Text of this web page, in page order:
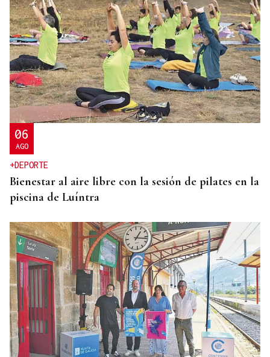
"FELIZ VIAJE AL MONSTRUO"
El Sol, la sangre y el Titanic: Así vivió La Región
el eclipse de 1912 en Ourense
06
AGO
+DEPORTE
Bienestar al aire libre con la sesión de pilates en la
piscina de Luíntra